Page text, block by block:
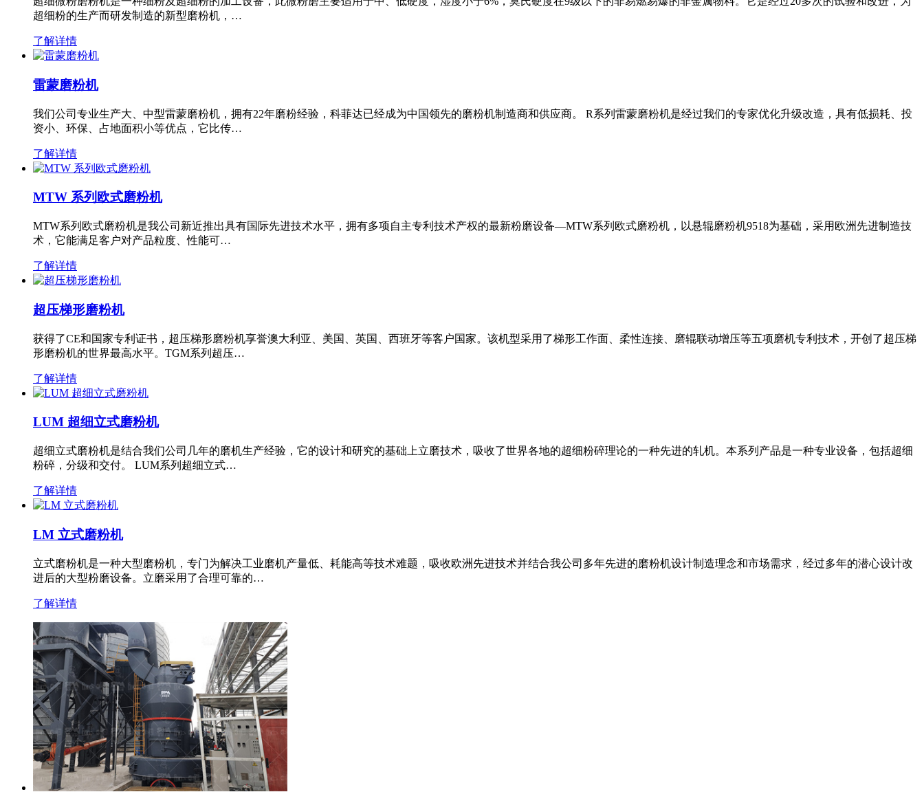
超细粉的生产而研发制造的新型磨粉机，…
了解详情
雷蒙磨粉机
我们公司专业生产大、中型雷蒙磨粉机，拥有22年磨粉经验，科菲达已经成为中国领先的磨粉机制造商和供应商。 R系列雷蒙磨粉机是经过我们的专家优化升级改造，具有低损耗、投
资小、环保、占地面积小等优点，它比传…
了解详情
MTW 系列欧式磨粉机
MTW系列欧式磨粉机是我公司新近推出具有国际先进技术水平，拥有多项自主专利技术产权的最新粉磨设备—MTW系列欧式磨粉机，以悬辊磨粉机9518为基础，采用欧洲先进制造技
术，它能满足客户对产品粒度、性能可…
了解详情
超压梯形磨粉机
获得了CE和国家专利证书，超压梯形磨粉机享誉澳大利亚、美国、英国、西班牙等客户国家。该机型采用了梯形工作面、柔性连接、磨辊联动增压等五项磨机专利技术，开创了超压梯
形磨粉机的世界最高水平。TGM系列超压…
了解详情
LUM 超细立式磨粉机
超细立式磨粉机是结合我们公司几年的磨机生产经验，它的设计和研究的基础上立磨技术，吸收了世界各地的超细粉碎理论的一种先进的轧机。本系列产品是一种专业设备，包括超细
粉碎，分级和交付。 LUM系列超细立式…
了解详情
LM 立式磨粉机
立式磨粉机是一种大型磨粉机，专门为解决工业磨机产量低、耗能高等技术难题，吸收欧洲先进技术并结合我公司多年先进的磨粉机设计制造理念和市场需求，经过多年的潜心设计改
进后的大型粉磨设备。立磨采用了合理可靠的…
了解详情